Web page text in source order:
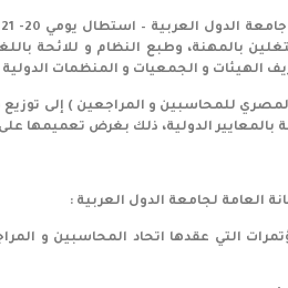
بالمهنة، وطبع النظام و للائحة
الهيئات و الجمعيات و المنظمات الدولية
للمحاسبين و المراجعين ) إلى
الدولية، ذلك بغرض تعميمها على
العامة لجامعة الدول العربية :
التي عقدها اتحاد المحاسبين و